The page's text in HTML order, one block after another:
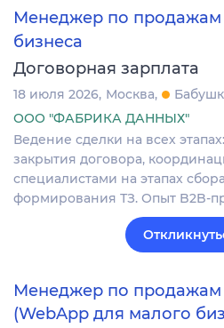
Менеджер по
бизнеса
Договорная зарплата
18 июля 2026 Москва
ООО "ФАБРИКА ДАННЫХ"
Ведение сделки на всех
закрытия договора,
специалистами на этапах
формирования ТЗ. Опыт B2B-
Менеджер по продажам
(WebApp для малого